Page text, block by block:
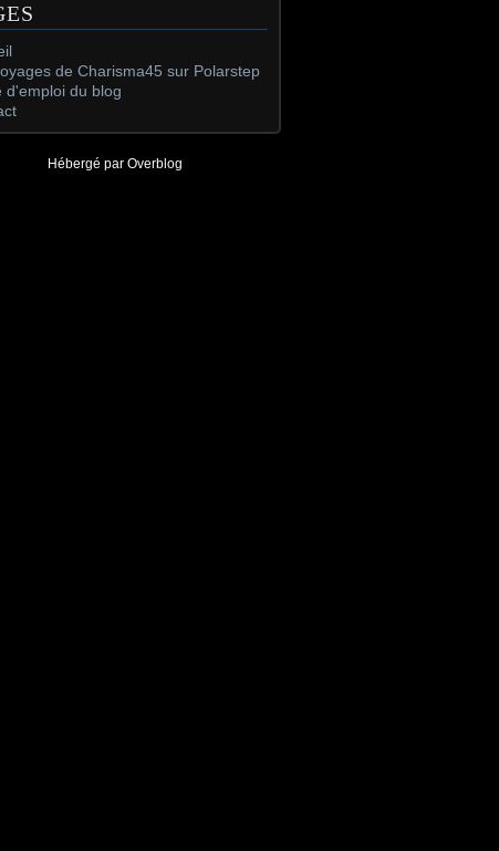
de Charisma45 sur Polarstep
d'emploi du blog
Hébergé par Overblog